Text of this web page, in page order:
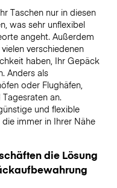
Taschen nur in diesen
was sehr unflexibel
angeht. Außerdem
verschiedenen
haben, Ihr Gepäck
Anders als
oder Flughäfen,
an.
und flexible
immer in Ihrer Nähe
die Lösung